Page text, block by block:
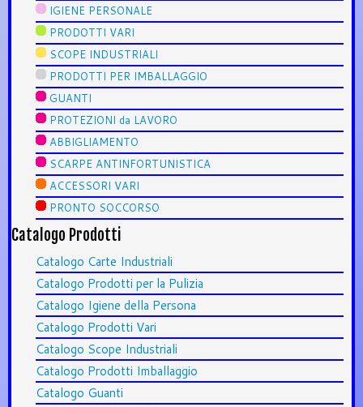
IGIENE PERSONALE
PRODOTTI VARI
SCOPE INDUSTRIALI
PRODOTTI PER IMBALLAGGIO
GUANTI
PROTEZIONI da LAVORO
ABBIGLIAMENTO
SCARPE ANTINFORTUNISTICA
ACCESSORI VARI
PRONTO SOCCORSO
Catalogo Prodotti
Catalogo Carte Industriali
Catalogo Prodotti per la Pulizia
Catalogo Igiene della Persona
Catalogo Prodotti Vari
Catalogo Scope Industriali
Catalogo Prodotti Imballaggio
Catalogo Guanti